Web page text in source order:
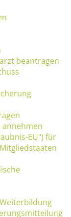
beantragen
annehmen
EU") für